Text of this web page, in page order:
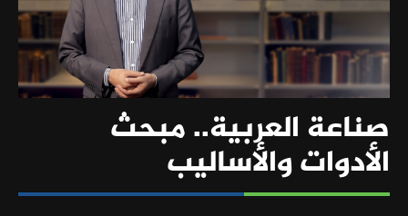
صناعة العربية.. مبحث
الأدوات والأساليب